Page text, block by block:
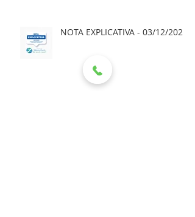
NOTA EXPLICATIVA - 03/12/2025